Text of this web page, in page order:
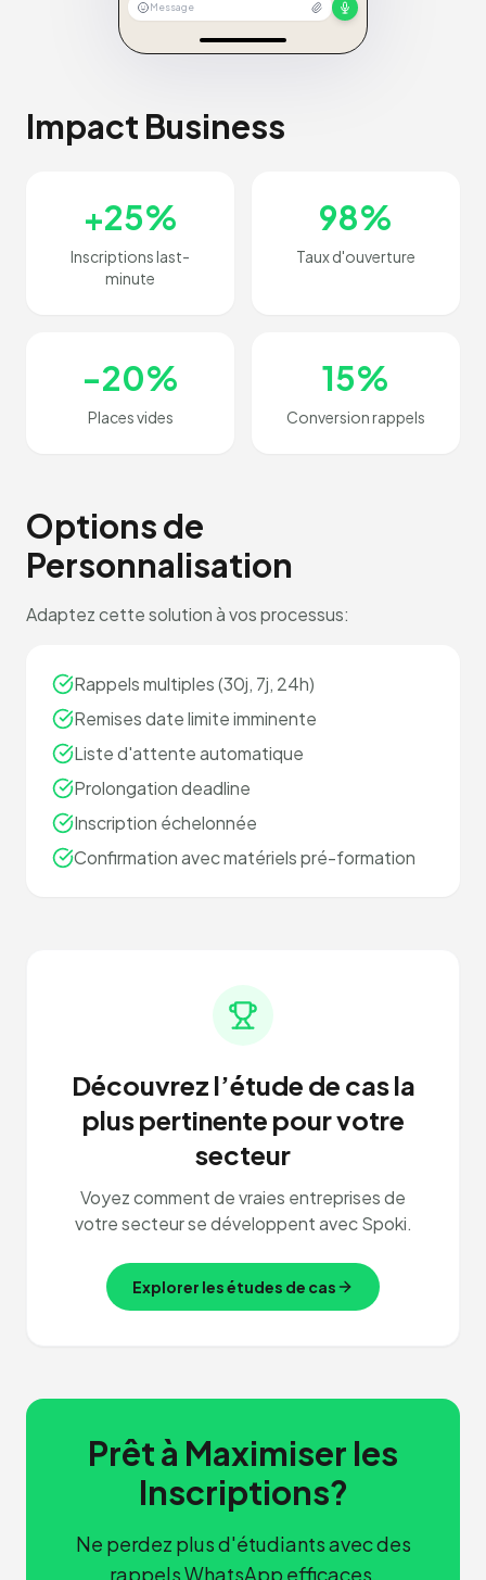
Message
Impact Business
+25%
Inscriptions last-
minute
98%
Taux d'ouverture
-20%
Places vides
15%
Conversion rappels
Options de
Personnalisation
Adaptez cette solution à vos processus:
Rappels multiples (30j, 7j, 24h)
Remises date limite imminente
Liste d'attente automatique
Prolongation deadline
Inscription échelonnée
Confirmation avec matériels pré-formation
Découvrez l’étude de cas la
plus pertinente pour votre
secteur
Voyez comment de vraies entreprises de
votre secteur se développent avec Spoki.
Explorer les études de cas
Prêt à Maximiser les
Inscriptions?
Ne perdez plus d'étudiants avec des
rappels WhatsApp efficaces.